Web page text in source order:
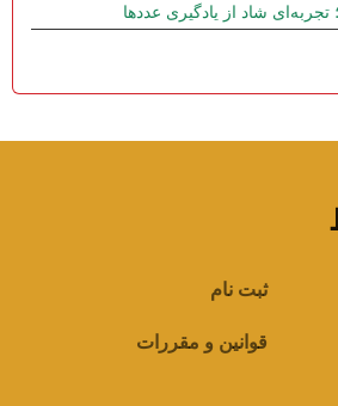
شاد از یادگیری عددها
ثبت نام
قوانین و مقررات